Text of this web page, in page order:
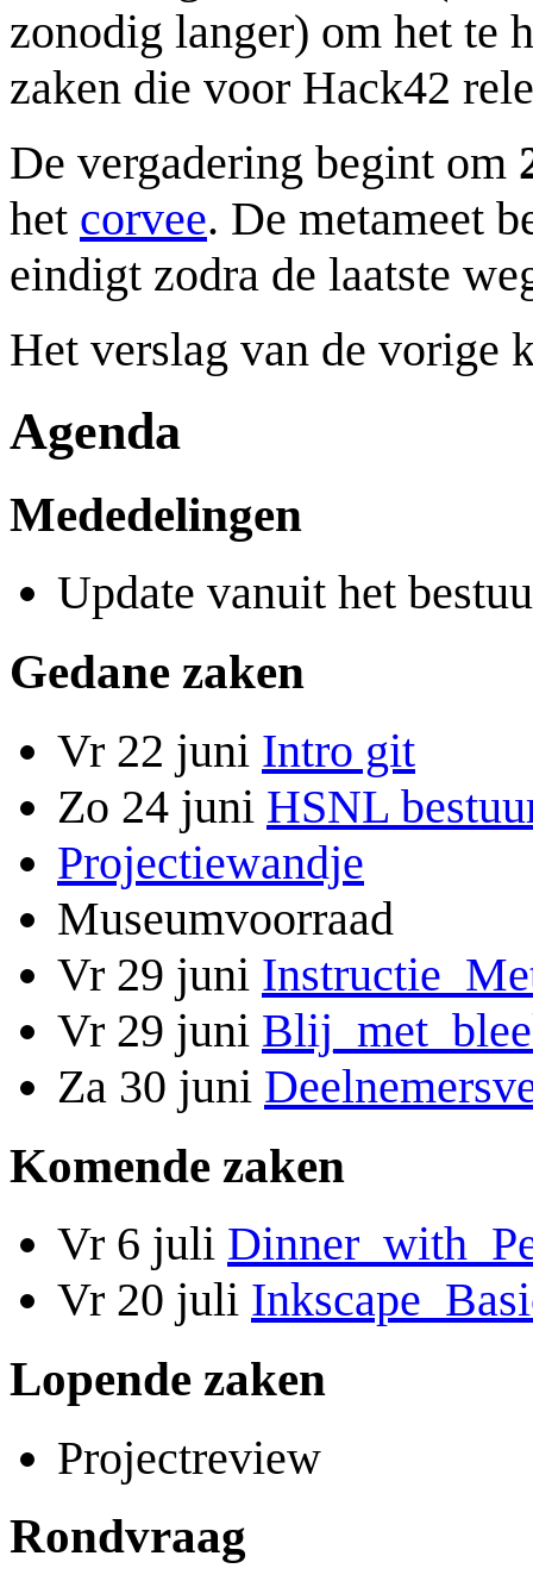
zonodig langer) om het te
zaken die voor Hack42
De vergadering begint om
het corvee. De metameet
eindigt zodra de laatste
Het verslag van de vorige
Agenda
Mededelingen
Update vanuit het
Gedane zaken
Vr 22 juni Intro git
Zo 24 juni HSNL
Projectiewandje
Museumvoorraad
Vr 29 juni
Vr 29 juni
Za 30 juni
Komende zaken
Vr 6 juli
Vr 20 juli
Lopende zaken
Projectreview
Rondvraag